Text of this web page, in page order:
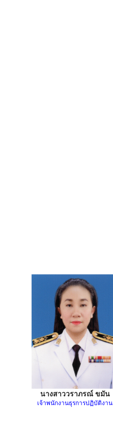
นางสาววราภรณ์ ขมัน
เจ้าพนักงานธุรการปฏิบัติงาน